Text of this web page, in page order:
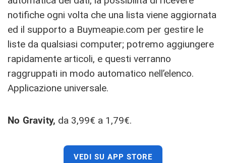
notifiche ogni volta che una lista viene aggiornata
ed il supporto a Buymeapie.com per gestire le
liste da qualsiasi computer; potremo aggiungere
rapidamente articoli, e questi verranno
raggruppati in modo automatico nell’elenco.
Applicazione universale.
No Gravity, da 3,99€ a 1,79€.
VEDI SU APP STORE